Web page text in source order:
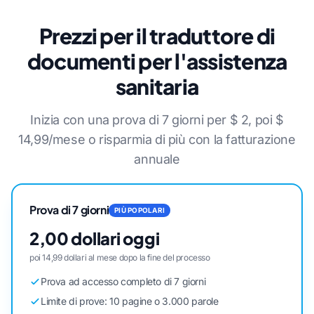
Prezzi per il traduttore di
documenti per l'assistenza
sanitaria
Inizia con una prova di 7 giorni per $ 2, poi $
14,99/mese o risparmia di più con la fatturazione
annuale
Prova di 7 giorni PIÙ POPOLARI
2,00 dollari oggi
poi 14,99 dollari al mese dopo la fine del processo
Prova ad accesso completo di 7 giorni
Limite di prove: 10 pagine o 3.000 parole